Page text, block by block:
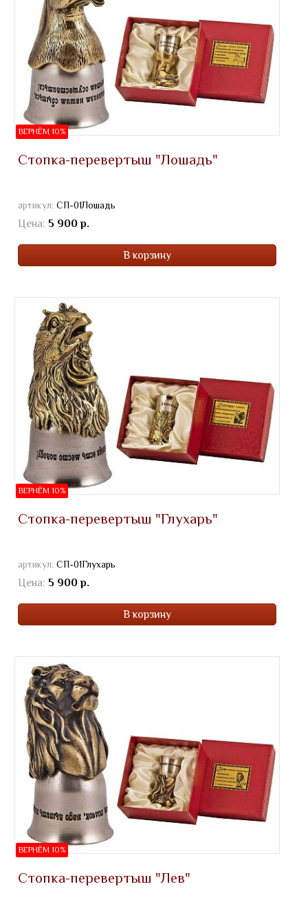
ВЕРНЁМ 10%
Стопка-перевертыш "Лошадь"
артикул: СП-01Лошадь
Цена: 5 900 р.
В корзину
ВЕРНЁМ 10%
Стопка-перевертыш "Глухарь"
артикул: СП-01Глухарь
Цена: 5 900 р.
В корзину
ВЕРНЁМ 10%
Стопка-перевертыш "Лев"